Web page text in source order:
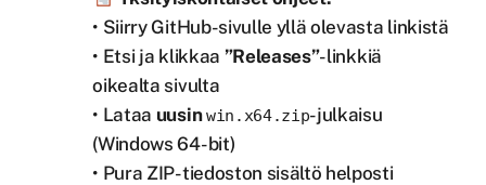
• Siirry GitHub-sivulle yllä olevasta linkistä
• Etsi ja klikkaa ”Releases”-linkkiä
oikealta sivulta
• Lataa uusin win.x64.zip-julkaisu
(Windows 64-bit)
• Pura ZIP-tiedoston sisältö helposti